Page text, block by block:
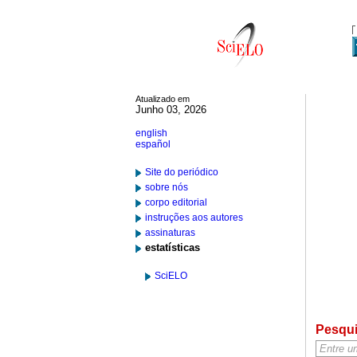
Atualizado em
Junho 03, 2026
english
español
Site do periódico
sobre nós
corpo editorial
instruções aos autores
assinaturas
estatísticas
SciELO